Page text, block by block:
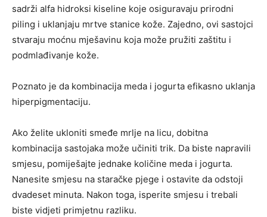
sadrži alfa hidroksi kiseline koje osiguravaju prirodni
piling i uklanjaju mrtve stanice kože. Zajedno, ovi sastojci
stvaraju moćnu mješavinu koja može pružiti zaštitu i
podmlađivanje kože.
Poznato je da kombinacija meda i jogurta efikasno uklanja
hiperpigmentaciju.
Ako želite ukloniti smeđe mrlje na licu, dobitna
kombinacija sastojaka može učiniti trik. Da biste napravili
smjesu, pomiješajte jednake količine meda i jogurta.
Nanesite smjesu na staračke pjege i ostavite da odstoji
dvadeset minuta. Nakon toga, isperite smjesu i trebali
biste vidjeti primjetnu razliku.